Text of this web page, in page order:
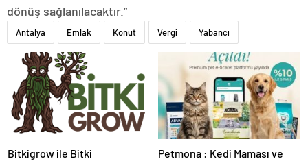
dönüş sağlanılacaktır.”
Antalya Emlak Konut Vergi Yabancı
Bitkigrow ile Bitki
Petmona : Kedi Maması ve